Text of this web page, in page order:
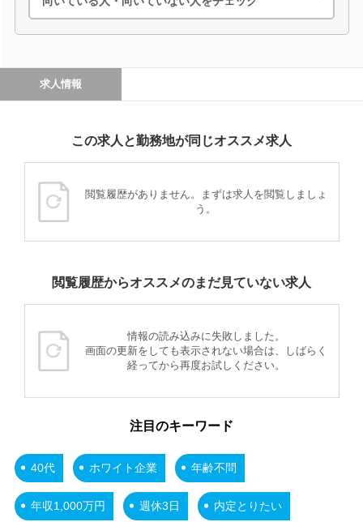
求人情報
この求人と勤務地が同じオススメ求人
閲覧履歴がありません。まずは求人を閲覧しましょ
う。
閲覧履歴からオススメのまだ見ていない求人
情報の読み込みに失敗しました。
画面の更新をしても表示されない場合は、しばらく
経ってから再度お試しください。
注目のキーワード
40代 ホワイト企業 年齢不問
年収1,000万円 週休3日 内定とりたい